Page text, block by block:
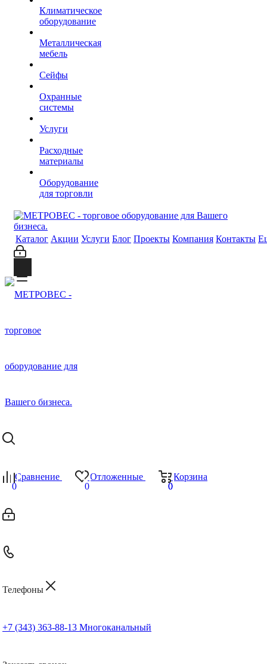
Климатическое
оборудование
Металлическая
мебель
Сейфы
Охранные
системы
Услуги
Расходные
материалы
Оборудование
для торговли
Каталог Акции Услуги Блог Проекты Компания Контакты
Сравнение
0
Отложенные
0
Корзина
0
0
Телефоны
+7 (343) 363-88-13 Многоканальный